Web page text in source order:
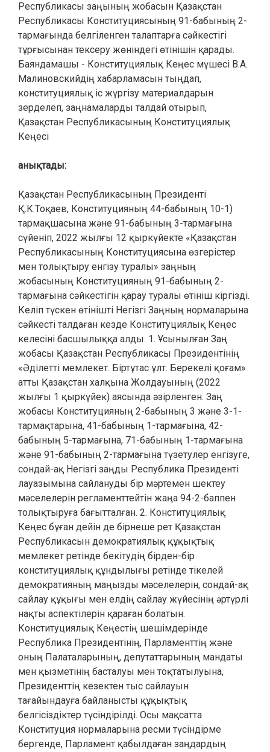
Республикасы заңының жобасын Қазақстан
Республикасы Конституциясының 91-бабының 2-
тармағында белгіленген талаптарға сәйкестігі
тұрғысынан тексеру жөніндегі өтінішін қарады.
Баяндамашы - Конституциялық Кеңес мүшесі В.А.
Малиновскийдің хабарламасын тыңдап,
конституциялық іс жүргізу материалдарын
зерделеп, заңнамаларды талдай отырып,
Қазақстан Республикасының Конституциялық
Кеңесі
анықтады:
Қазақстан Республикасының Президенті
Қ.К.Тоқаев, Конституцияның 44-бабының 10-1)
тармақшасына және 91-бабының 3-тармағына
сүйеніп, 2022 жылғы 12 қыркүйекте «Қазақстан
Республикасының Конституциясына өзгерістер
мен толықтыру енгізу туралы» заңның
жобасының Конституцияның 91-бабының 2-
тармағына сәйкестігін қарау туралы өтініш кіргізді.
Келіп түскен өтінішті Негізгі Заңның нормаларына
сәйкесті талдаған кезде Конституциялық Кеңес
келесіні басшылыққа алды. 1. Ұсынылған Заң
жобасы Қазақстан Республикасы Президентінің
«Әділетті мемлекет. Біртұтас ұлт. Берекелі қоғам»
атты Қазақстан халқына Жолдауының (2022
жылғы 1 қыркүйек) аясында әзірленген. Заң
жобасы Конституцияның 2-бабының 3 және 3-1-
тармақтарына, 41-бабының 1-тармағына, 42-
бабының 5-тармағына, 71-бабының 1-тармағына
және 91-бабының 2-тармағына түзетулер енгізуге,
сондай-ақ Негізгі заңды Республика Президенті
лауазымына сайлануды бір мәртемен шектеу
мәселелерін регламенттейтін жаңа 94-2-баппен
толықтыруға бағытталған. 2. Конституциялық
Кеңес бұған дейін де бірнеше рет Қазақстан
Республикасын демократиялық құқықтық
мемлекет ретінде бекітудің бірден-бір
конституциялық құндылығы ретінде тікелей
демократияның маңызды мәселелерін, сондай-ақ
сайлау құқығы мен елдің сайлау жүйесінің әртүрлі
нақты аспектілерін қараған болатын.
Конституциялық Кеңестің шешімдерінде
Республика Президентінің, Парламенттің және
оның Палаталарының, депутаттарының мандаты
мен қызметінің басталуы мен тоқтатылуына,
Президенттің кезектен тыс сайлауын
тағайындауға байланысты құқықтық
белгісіздіктер түсіндірілді. Осы мақсатта
Конституция нормаларына ресми түсіндірме
бергенде, Парламент қабылдаған заңдардың